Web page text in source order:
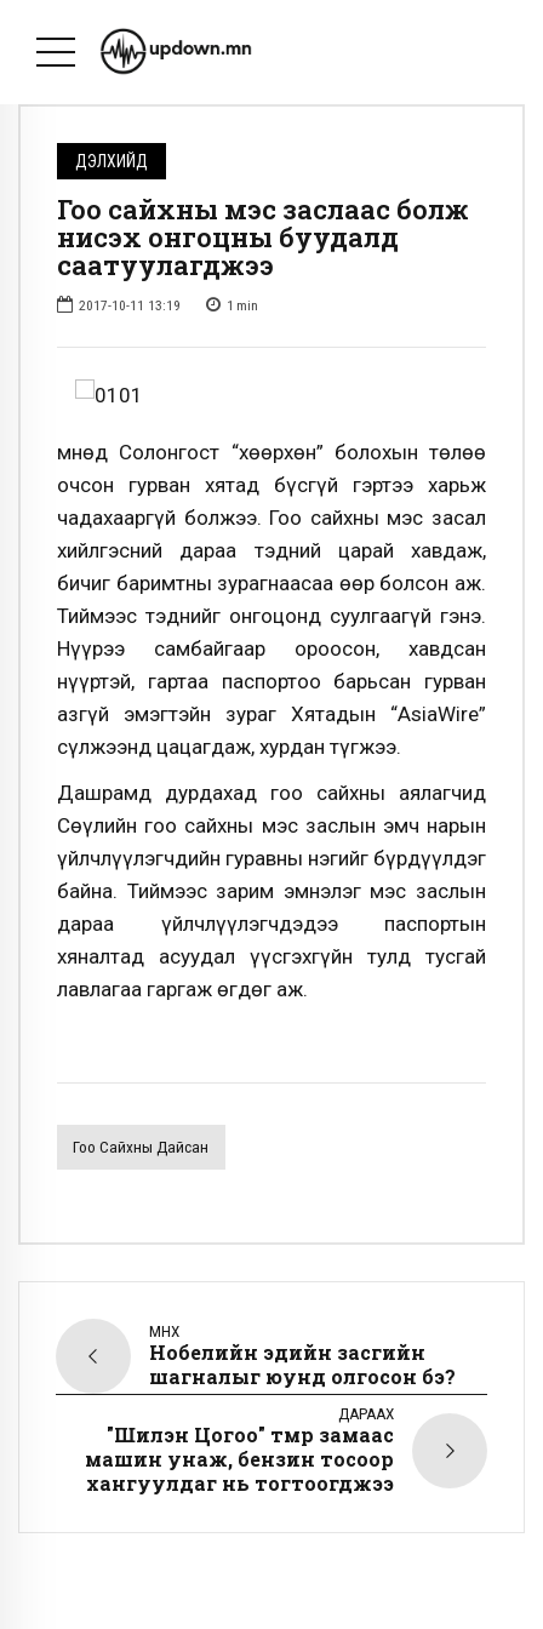
ДЭЛХИЙД
Гоо сайхны мэс заслаас болж
нисэх онгоцны буудалд
саатуулагджээ
2017-10-11 13:19 1 min
Өмнөд Солонгост “хөөрхөн” болохын төлөө
очсон гурван хятад бүсгүй гэртээ харьж
чадахааргүй болжээ. Гоо сайхны мэс засал
хийлгэсний дараа тэдний царай хавдаж,
бичиг баримтны зурагнаасаа өөр болсон аж.
Тиймээс тэднийг онгоцонд суулгаагүй гэнэ.
Нүүрээ самбайгаар ороосон, хавдсан
нүүртэй, гартаа паспортоо барьсан гурван
азгүй эмэгтэйн зураг Хятадын “AsiaWire”
сүлжээнд цацагдаж, хурдан түгжээ.
Дашрамд дурдахад гоо сайхны аялагчид
Сөүлийн гоо сайхны мэс заслын эмч нарын
үйлчлүүлэгчдийн гуравны нэгийг бүрдүүлдэг
байна. Тиймээс зарим эмнэлэг мэс заслын
дараа үйлчлүүлэгчдэдээ паспортын
хяналтад асуудал үүсгэхгүйн тулд тусгай
лавлагаа гаргаж өгдөг аж.
Гоо Сайхны Дайсан
ӨМНӨХ
Нобелийн эдийн засгийн
шагналыг юунд олгосон бэ?
ДАРААХ
"Шилэн Цогоо" төмөр замаас
машин унаж, бензин тосоор
хангуулдаг нь тогтоогджээ